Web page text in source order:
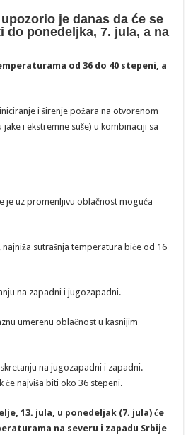
je danas da će se
do ponedeljka, 7. jula, a na
od 36 do 40 stepeni, a
i širenje požara na otvorenom
i ekstremne suše) u kombinaciji sa
je uz promenljivu oblačnost moguća
sutrašnja temperatura biće od 16
na zapadni i jugozapadni.
umerenu oblačnost u kasnijim
na jugozapadni i zapadni.
najviša biti oko 36 stepeni.
13. jula, u ponedeljak (7. jula) će
na severu i zapadu Srbije